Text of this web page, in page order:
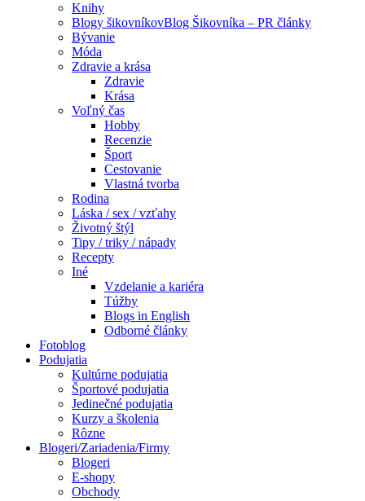
Knihy
Blogy šikovníkovBlog Šikovníka – PR články
Bývanie
Móda
Zdravie a krása
Zdravie
Krása
Voľný čas
Hobby
Recenzie
Šport
Cestovanie
Vlastná tvorba
Rodina
Láska / sex / vzťahy
Životný štýl
Tipy / triky / nápady
Recepty
Iné
Vzdelanie a kariéra
Túžby
Blogs in English
Odborné články
Fotoblog
Podujatia
Kultúrne podujatia
Športové podujatia
Jedinečné podujatia
Kurzy a školenia
Rôzne
Blogeri/Zariadenia/Firmy
Blogeri
E-shopy
Obchody